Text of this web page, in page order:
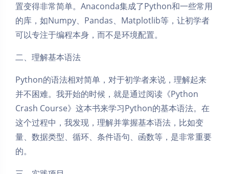
置变得非常简单。Anaconda集成了Python和一些常用
的库，如Numpy、Pandas、Matplotlib等，让初学者
可以专注于编程本身，而不是环境配置。
二、理解基本语法
Python的语法相对简单，对于初学者来说，理解起来
并不困难。我开始的时候，就是通过阅读《Python
Crash Course》这本书来学习Python的基本语法。在
这个过程中，我发现，理解并掌握基本语法，比如变
量、数据类型、循环、条件语句、函数等，是非常重要
的。